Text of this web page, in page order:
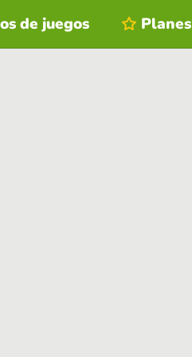
de juegos Planes